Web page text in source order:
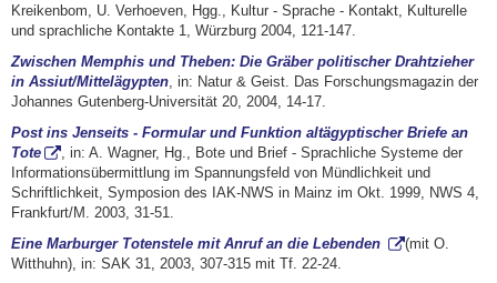
Kreikenbom, U. Verhoeven, Hgg., Kultur - Sprache - Kontakt, Kulturelle
und sprachliche Kontakte 1, Würzburg 2004, 121-147.
Zwischen Memphis und Theben: Die Gräber politischer Drahtzieher
in Assiut/Mittelägypten, in: Natur & Geist. Das Forschungsmagazin der
Johannes Gutenberg-Universität 20, 2004, 14-17.
Post ins Jenseits - Formular und Funktion altägyptischer Briefe an
Tote
, in: A. Wagner, Hg., Bote und Brief - Sprachliche Systeme der
Informationsübermittlung im Spannungsfeld von Mündlichkeit und
Schriftlichkeit, Symposion des IAK-NWS in Mainz im Okt. 1999, NWS 4,
Frankfurt/M. 2003, 31-51.
Eine Marburger Totenstele mit Anruf an die Lebenden
(mit O.
Witthuhn), in: SAK 31, 2003, 307-315 mit Tf. 22-24.